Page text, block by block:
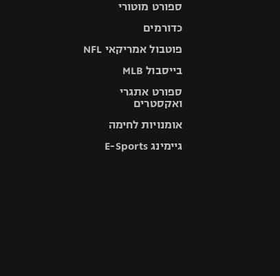
ספורט מוטורי
כדורמים
פוטבול אמריקאי NFL
בייסבול MLB
ספורט אתגרי
ואקסטרים
אומנויות לחימה
גיימינג E-Sports